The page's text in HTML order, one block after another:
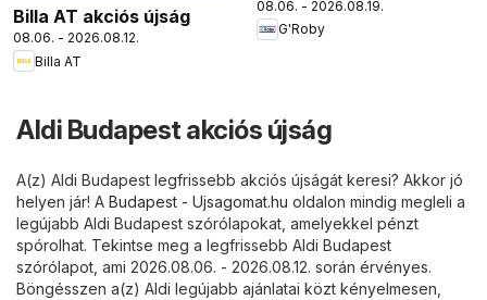
Billa AT akciós újság
08.06. - 2026.08.12.
Billa AT
08.06. - 2026.08.19.
G'Roby
Aldi Budapest akciós újság
A(z) Aldi Budapest legfrissebb akciós újságát keresi? Akkor jó
helyen jár! A Budapest - Ujsagomat.hu oldalon mindig megleli a
legújabb Aldi Budapest szórólapokat, amelyekkel pénzt
spórolhat. Tekintse meg a legfrissebb Aldi Budapest
szórólapot, ami 2026.08.06. - 2026.08.12. során érvényes.
Böngésszen a(z) Aldi legújabb ajánlatai közt kényelmesen,